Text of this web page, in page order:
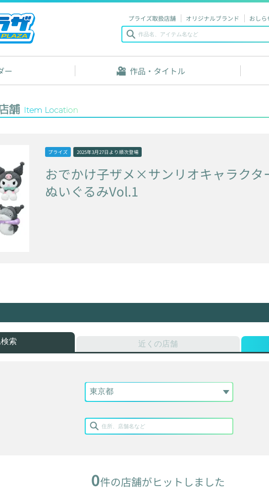
プライズ取扱店舗 オリジナルブランド おしら
ー 作品・タイトル
舗 Item Location
プライズ 2025年3月27日 より順次登場
おでかけ子ザメ×サンリオキャラクタ
ぬいぐるみVol.1
索 近くの店舗
0件の店舗がヒットしました